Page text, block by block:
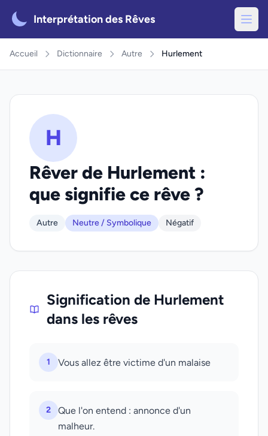
Interprétation des Rêves
Accueil Dictionnaire Autre Hurlement
H
Rêver de Hurlement :
que signifie ce rêve ?
Autre Neutre / Symbolique Négatif
Signification de Hurlement
dans les rêves
1 Vous allez être victime d'un malaise
2
Que l'on entend : annonce d'un
malheur.